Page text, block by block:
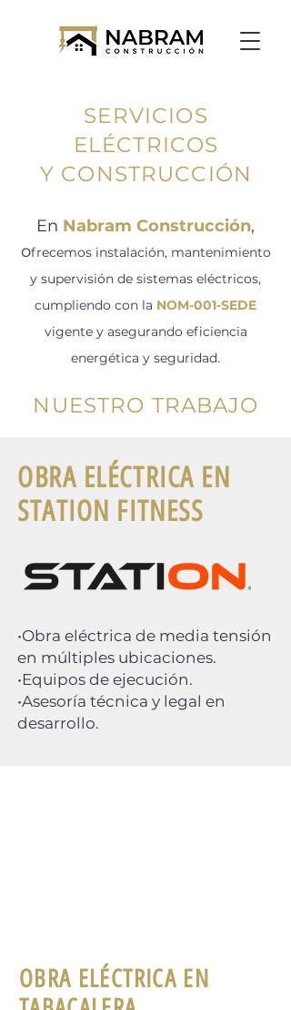
SERVICIOS
ELÉCTRICOS
Y CONSTRUCCIÓN
En Nabram Construcción,
ofrecemos instalación, mantenimiento
y supervisión de sistemas eléctricos,
cumpliendo con la NOM-001-SEDE
vigente y asegurando eficiencia
energética y seguridad.
NUESTRO TRABAJO
OBRA ELÉCTRICA EN
STATION FITNESS
•Obra eléctrica de media tensión
en múltiples ubicaciones.
•Equipos de ejecución.
•Asesoría técnica y legal en
desarrollo.
OBRA ELÉCTRICA EN